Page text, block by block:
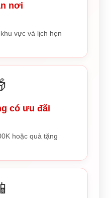
nơi
vực và lịch hẹn
có ưu đãi
hoặc quà tặng